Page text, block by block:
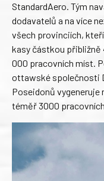
StandardAero. Tým
dodavatelů a na více
všech provinciích,
kasy částkou přibližně
000 pracovních míst.
ottawské společnosti
Poseidonů
téměř 3000